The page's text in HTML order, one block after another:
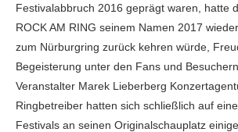
Festivalabbruch 2016 geprägt waren, hatte
ROCK AM RING seinem Namen 2017
zum Nürburgring zurück kehren würde,
Begeisterung unter den Fans und
Veranstalter Marek Lieberberg
Ringbetreiber hatten sich schließlich auf
Festivals an seinen Originalschauplatz